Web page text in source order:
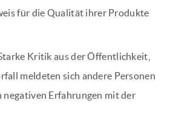
für die Qualität ihrer Produkte
Kritik aus der Öffentlichkeit,
meldeten sich andere Personen
negativen Erfahrungen mit der